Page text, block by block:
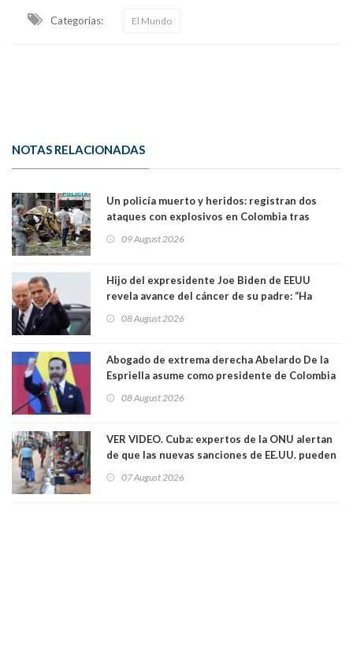
Categorias: El Mundo
NOTAS RELACIONADAS
Un policía muerto y heridos: registran dos
ataques con explosivos en Colombia tras
09 August 2026
Hijo del expresidente Joe Biden de EEUU
revela avance del cáncer de su padre: “Ha
08 August 2026
Abogado de extrema derecha Abelardo De la
Espriella asume como presidente de Colombia
08 August 2026
VER VIDEO. Cuba: expertos de la ONU alertan
de que las nuevas sanciones de EE.UU. pueden
07 August 2026